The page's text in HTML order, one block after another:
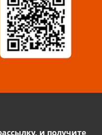
«Дикомп»)
и получите